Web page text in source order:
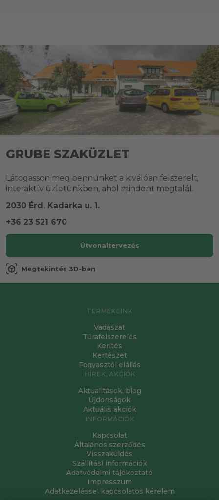
GRUBE SZAKÜZLET
Látogasson meg bennünket a kiválóan felszerelt,
interaktív üzletünkben, ahol mindent megtalál.
2030 Érd, Kadarka u. 1.
+36 23 521 670
Útvonaltervezés
view_in_ar Megtekintés 3D-ben
TERMÉKEINK
Vadászat
Túrafelszerelés
Kerítés
Kertészet
Fogyasztói elállás
HÍREK, AKCIÓK
Aktualitások, blog
Újdonságok
Aktuális akciók
INFORMÁCIÓK
Kapcsolat
Általános szerződés
Visszaküldés
Szállítási információk
Adatvédelmi tájékoztató
Impresszum
Adatkezeléssel kapcsolatos kérelem